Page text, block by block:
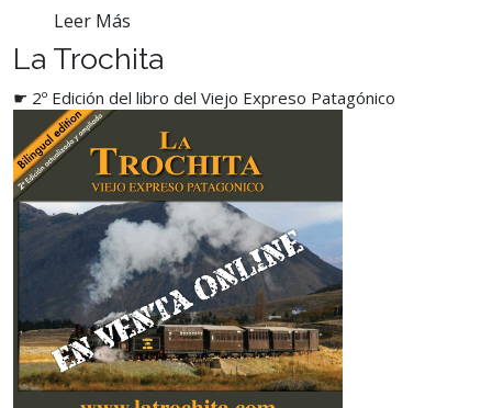
Leer Más
La Trochita
☛ 2º Edición del libro del Viejo Expreso Patagónico